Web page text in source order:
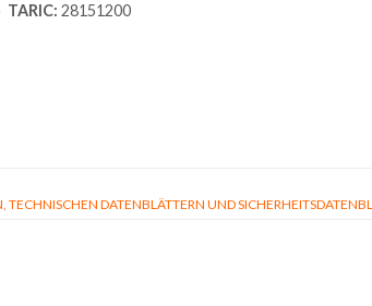
TARIC: 28151200
DATENBLÄTTERN UND